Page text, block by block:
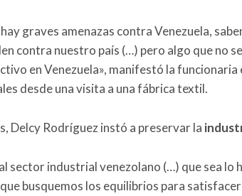
graves amenazas contra Venezuela,
contra nuestro país (…) pero algo que no
en Venezuela», manifestó la funcionaria
desde una visita a una fábrica textil.
Delcy Rodríguez instó a preservar la
sector industrial venezolano (…) que sea lo
busquemos los equilibrios para